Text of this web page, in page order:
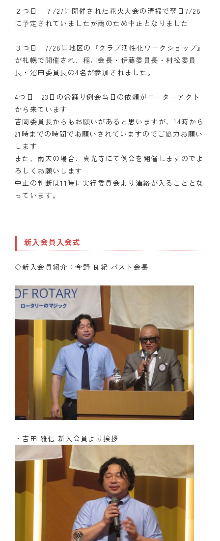
２つ目 ７/27に開催された花火大会の清掃で翌日7/28
に予定されていましたが雨のため中止となりました
３つ目 7/28に地区の『クラブ活性化ワークショップ』
が札幌で開催され、稲川会長・伊藤委員長・村松委員
長・沼田委員長の4名が参加されました。
4つ目 23日の盆踊り例会当日の依頼がローターアクト
から来ています
吉岡委員長からもお願いがあると思いますが、14時から
21時までの時間でお願いされていますのでご協力お願い
します
また、雨天の場合、真光寺にて例会を開催しますのでよ
ろしくお願いします
中止の判断は11時に実行委員会より連絡が入ることとな
っています。
新入会員入会式
◇新入会員紹介：今野 良紀 パスト会長
・吉田 雅信 新入会員より挨拶